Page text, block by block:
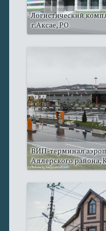
Логистический
г.Аксае, РО
ВИП-терминал
Адлерского района,